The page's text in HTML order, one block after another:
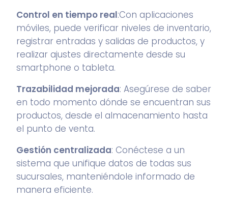
Control en tiempo real:Con aplicaciones
móviles, puede verificar niveles de inventario,
registrar entradas y salidas de productos, y
realizar ajustes directamente desde su
smartphone o tableta.
Trazabilidad mejorada: Asegúrese de saber
en todo momento dónde se encuentran sus
productos, desde el almacenamiento hasta
el punto de venta.
Gestión centralizada: Conéctese a un
sistema que unifique datos de todas sus
sucursales, manteniéndole informado de
manera eficiente.